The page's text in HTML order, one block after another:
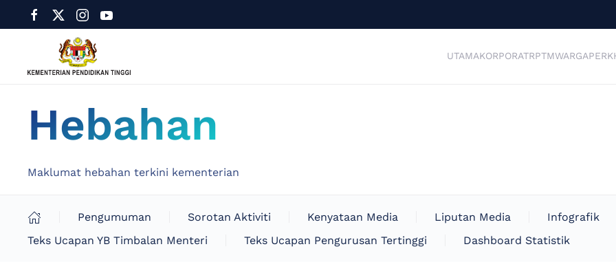
UTAMAKORPORATRPTMWARGA
Hebahan
Maklumat hebahan terkini kementerian
Pengumuman Sorotan Aktiviti Kenyataan Media Liputan Media
Infografik
Teks Ucapan YB Timbalan Menteri
Teks Ucapan Pengurusan Tertinggi Dashboard Statistik